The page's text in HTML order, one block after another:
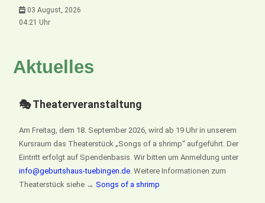
03 August, 2026
04:21 Uhr
Aktuelles
🎭 Theaterveranstaltung
Am Freitag, dem 18. September 2026, wird ab 19 Uhr in unserem
Kursraum das Theaterstück „Songs of a shrimp“ aufgeführt. Der
Eintritt erfolgt auf Spendenbasis. Wir bitten um Anmeldung unter
info@geburtshaus-tuebingen.de . Weitere Informationen zum
Theaterstück siehe →Songs of a shrimp